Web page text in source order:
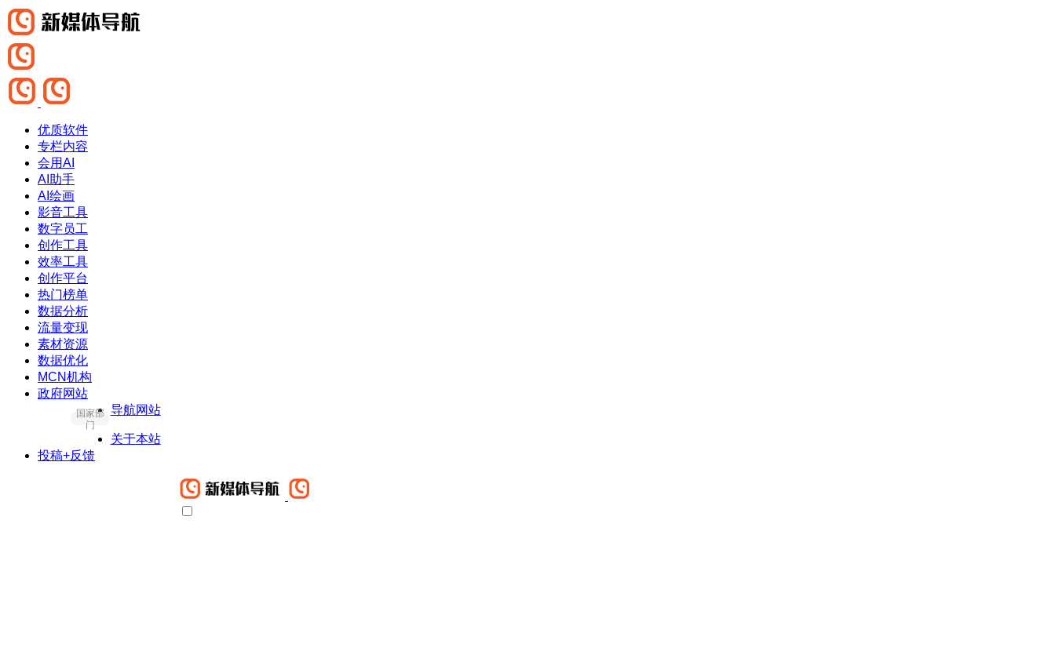
优质软件
专栏内容
会用AI
AI助手
AI绘画
影音工具
数字员工
创作工具
效率工具
创作平台
热门榜单
数据分析
流量变现
素材资源
数据优化
MCN机构
政府网站
国家部
门
导航网站
关于本站
投稿+反馈